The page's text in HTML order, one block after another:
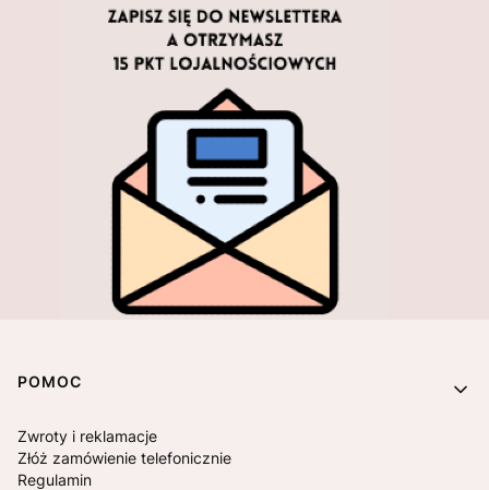
Linki w stopce
POMOC
Zwroty i reklamacje
Złóż zamówienie telefonicznie
Regulamin